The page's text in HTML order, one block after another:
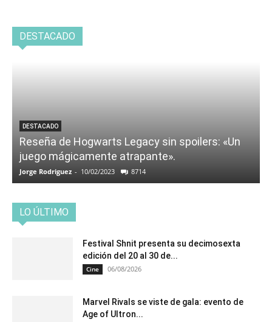
DESTACADO
DESTACADO
Reseña de Hogwarts Legacy sin spoilers: «Un
juego mágicamente atrapante».
Jorge Rodriguez - 10/02/2023 8714
LO ÚLTIMO
Festival Shnit presenta su decimosexta
edición del 20 al 30 de...
Cine 06/08/2026
Marvel Rivals se viste de gala: evento de
Age of Ultron...